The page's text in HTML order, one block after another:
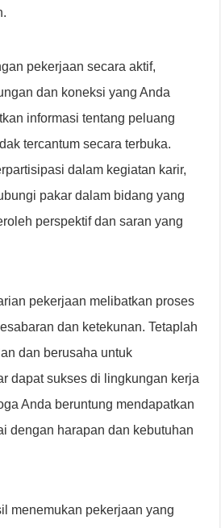
pekerjaan secara aktif,
dan koneksi yang Anda
informasi tentang peluang
tercantum secara terbuka.
dalam kegiatan karir,
pakar dalam bidang yang
perspektif dan saran yang
pekerjaan melibatkan proses
dan ketekunan. Tetaplah
dan berusaha untuk
dapat sukses di lingkungan kerja
Anda beruntung mendapatkan
dengan harapan dan kebutuhan
menemukan pekerjaan yang